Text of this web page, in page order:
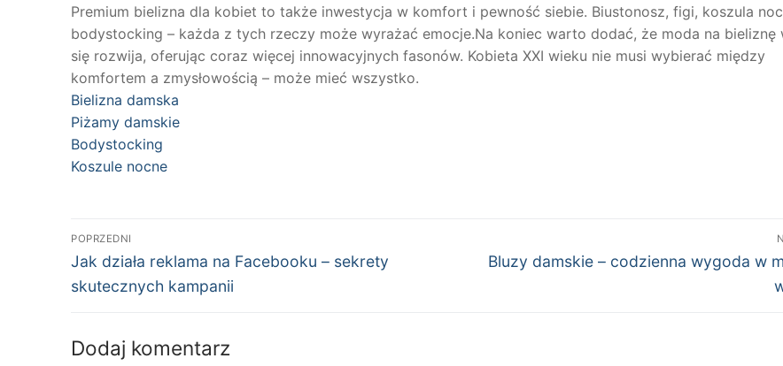
Premium bielizna dla kobiet to także inwestycja w komfort i pewność siebie. Biustonosz, figi, koszula
bodystocking – każda z tych rzeczy może wyrażać emocje.Na koniec warto dodać, że moda na bieliznę
się rozwija, oferując coraz więcej innowacyjnych fasonów. Kobieta XXI wieku nie musi wybierać między
komfortem a zmysłowością – może mieć wszystko.
Bielizna damska
Piżamy damskie
Bodystocking
Koszule nocne
Nawigacja
wpisu
POPRZEDNI
Poprzedni
wpis:
Jak działa reklama na Facebooku – sekrety
skutecznych kampanii
Następny
Bluzy damskie – codzienna wygoda w
Dodaj komentarz